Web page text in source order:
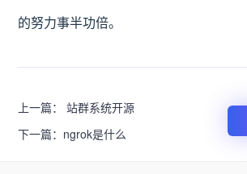
的努力事半功倍。
上一篇：
站群系统开源
下一篇： ngrok是什么